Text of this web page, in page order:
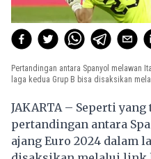
Pertandingan antara Spanyol melawan
laga kedua Grup B bisa disaksikan
JAKARTA – Seperti
pertandingan antara
ajang Euro 2024 dalam